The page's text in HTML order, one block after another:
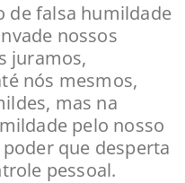
de falsa humildade
nossos
juramos,
nós mesmos,
mas na
pelo nosso
que desperta
pessoal.